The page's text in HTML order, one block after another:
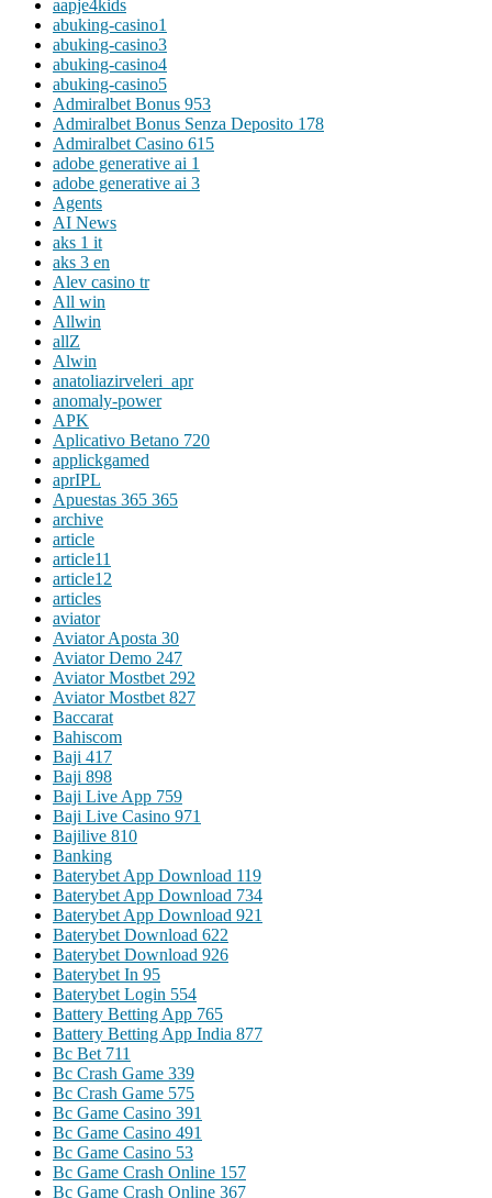
aapje4kids
abuking-casino1
abuking-casino3
abuking-casino4
abuking-casino5
Admiralbet Bonus 953
Admiralbet Bonus Senza Deposito 178
Admiralbet Casino 615
adobe generative ai 1
adobe generative ai 3
Agents
AI News
aks 1 it
aks 3 en
Alev casino tr
All win
Allwin
allZ
Alwin
anatoliazirveleri_apr
anomaly-power
APK
Aplicativo Betano 720
applickgamed
aprIPL
Apuestas 365 365
archive
article
article11
article12
articles
aviator
Aviator Aposta 30
Aviator Demo 247
Aviator Mostbet 292
Aviator Mostbet 827
Baccarat
Bahiscom
Baji 417
Baji 898
Baji Live App 759
Baji Live Casino 971
Bajilive 810
Banking
Baterybet App Download 119
Baterybet App Download 734
Baterybet App Download 921
Baterybet Download 622
Baterybet Download 926
Baterybet In 95
Baterybet Login 554
Battery Betting App 765
Battery Betting App India 877
Bc Bet 711
Bc Crash Game 339
Bc Crash Game 575
Bc Game Casino 391
Bc Game Casino 491
Bc Game Casino 53
Bc Game Crash Online 157
Bc Game Crash Online 367